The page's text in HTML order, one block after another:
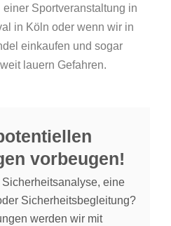
Sportveranstaltung in
in Köln oder wenn wir in
einkaufen und sogar
lauern Gefahren.
vorbeugen!
eine
Sicherheitsbegleitung?
werden wir mit